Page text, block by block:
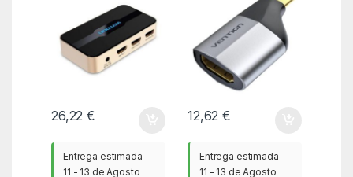
26,22€
Entrega estimada -
11 - 13 de Agosto
12,62€
Entrega estimada -
11 - 13 de Agosto